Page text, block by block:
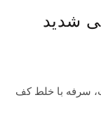
سرفه با خلط کف